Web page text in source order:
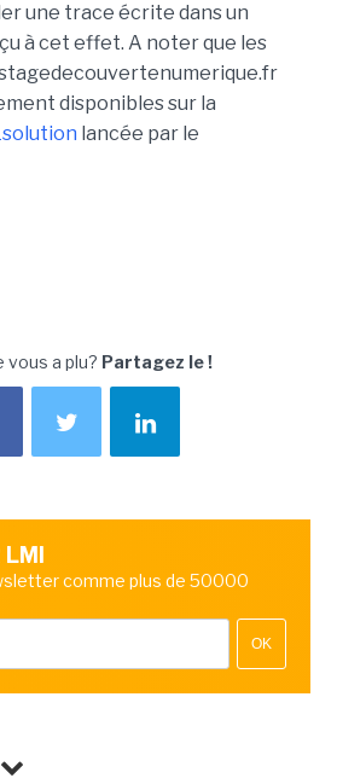
une trace écrite dans un
à cet effet. A noter que les
disponibles sur la
lancée par le
vous a plu? Partagez le !
comme plus de 50000
OK